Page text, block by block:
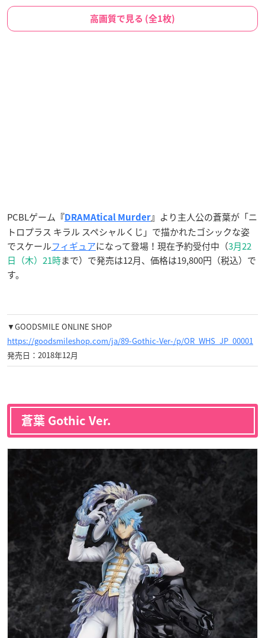
高画質で見る (全1枚)
PCBLゲーム 『DRAMAtical Murder 』
より主人公の蒼葉が「ニ
トロプラス キラル スペシャルくじ」で描かれたゴシックな姿
でスケールフィギュアになって登場！現在予約受付中（3月22
日（木）21時まで）で発売は12月、価格は19,800円（税込）で
す。
▼GOODSMILE ONLINE SHOP
https://goodsmileshop.com/ja/89-Gothic-Ver-/p/OR_WHS_JP_00001
発売日：2018年12月
蒼葉 Gothic Ver.